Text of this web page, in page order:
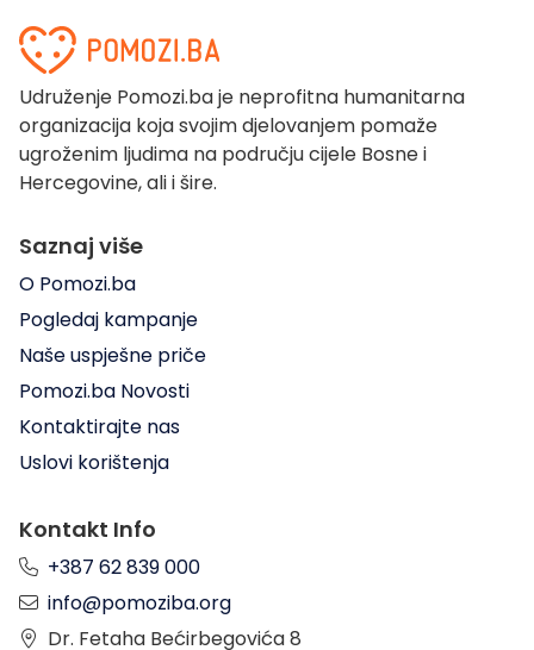
Udruženje Pomozi.ba je neprofitna humanitarna
organizacija koja svojim djelovanjem pomaže
ugroženim ljudima na području cijele Bosne i
Hercegovine, ali i šire.
Saznaj više
O Pomozi.ba
Pogledaj kampanje
Naše uspješne priče
Pomozi.ba Novosti
Kontaktirajte nas
Uslovi korištenja
Kontakt Info
+387 62 839 000
info@pomoziba.org
Dr. Fetaha Bećirbegovića 8